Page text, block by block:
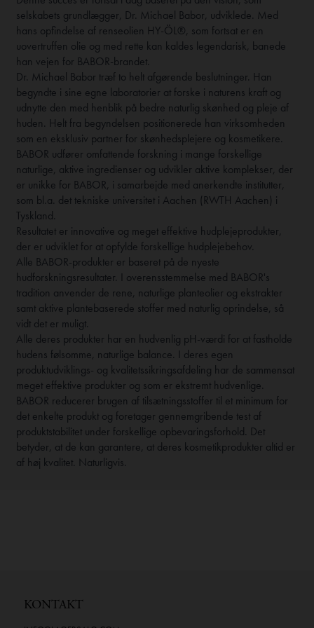
selskabets grundlægger, Dr. Michael Babor, udviklede. Med
hans opfindelse af renseolien HY-ÖL®, som fortsat er en
uovertruffen olie og med rette kan kaldes legendarisk, banede
han vejen for BABOR-brandet.
Dr. Michael Babor træf to helt afgørende beslutninger. Han
begyndte i sine egne laboratorier at forske i naturens kraft og
udnytte den med henblik på bedre naturlig skønhed og pleje af
huden. Helt fra begyndelsen positionerede han virksomheden
som en eksklusiv partner for skønhedsplejere og kosmetikere.
BABOR udfører omfattende forskning i mange forskellige
naturlige, aktive ingredienser og udvikler aktive komplekser, der
er unikke for BABOR, i samarbejde med anerkendte institutter,
som bl.a. det tekniske universitet i Aachen (RWTH Aachen) i
Tyskland.
Resultatet er innovative og meget effektive hudplejeprodukter,
der er udviklet for at opfylde forskellige hudplejebehov.
Alle BABOR-produkter er baseret på de nyeste
hudforskningsresultater. I overensstemmelse med BABOR's
tradition anvender de rene, naturlige planteolier og ekstrakter
samt aktive plantebaserede stoffer med naturlig oprindelse, så
vidt det er muligt.
Alle deres produkter har en hudvenlig pH-værdi for at fastholde
hudens følsomme, naturlige balance. I deres egen
produktudviklings- og kvalitetssikringsafdeling har de sammensat
meget effektive produkter og som er ekstremt hudvenlige.
BABOR reducerer brugen af tilsætningsstoffer til et minimum for
det enkelte produkt og foretager gennemgribende test af
produktstabilitet under forskellige opbevaringsforhold. Det
betyder, at de kan garantere, at deres kosmetikprodukter altid er
af høj kvalitet. Naturligvis.
KONTAKT